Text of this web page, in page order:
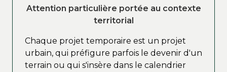
Attention particulière portée au contexte
territorial
Chaque projet temporaire est un projet
urbain, qui préfigure parfois le devenir d'un
terrain ou qui s'insère dans le calendrier